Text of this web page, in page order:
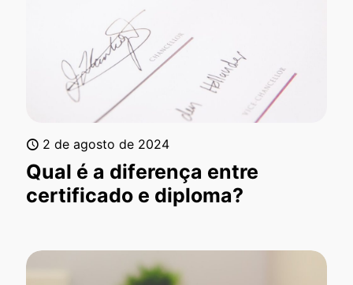
2 de agosto de 2024
Qual é a diferença entre
certificado e diploma?